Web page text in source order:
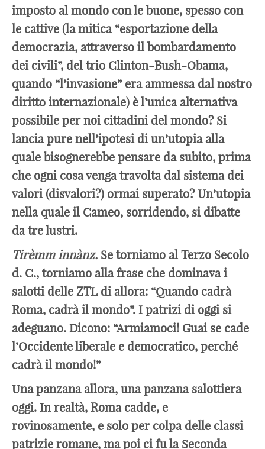
imposto al mondo con le buone, spesso con
le cattive (la mitica “esportazione della
democrazia, attraverso il bombardamento
dei civili”, del trio Clinton-Bush-Obama,
quando “l’invasione” era ammessa dal nostro
diritto internazionale) è l’unica alternativa
possibile per noi cittadini del mondo? Si
lancia pure nell’ipotesi di un’utopia alla
quale bisognerebbe pensare da subito, prima
che ogni cosa venga travolta dal sistema dei
valori (disvalori?) ormai superato? Un’utopia
nella quale il Cameo, sorridendo, si dibatte
da tre lustri.
Tirèmm innànz. Se torniamo al Terzo Secolo
d. C., torniamo alla frase che dominava i
salotti delle ZTL di allora: “Quando cadrà
Roma, cadrà il mondo”. I patrizi di oggi si
adeguano. Dicono: “Armiamoci! Guai se cade
l’Occidente liberale e democratico, perché
cadrà il mondo!”
Una panzana allora, una panzana salottiera
oggi. In realtà, Roma cadde, e
rovinosamente, e solo per colpa delle classi
patrizie romane, ma poi ci fu la Seconda